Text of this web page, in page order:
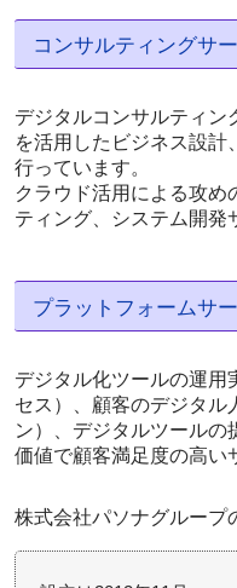
コンサルティングサ
デジタルコンサルティン
を活用したビジネス設計
行っています。
クラウド活用による攻め
ティング、システム開発
プラットフォームサ
デジタル化ツールの運用
セス）、顧客のデジタル
ン）、デジタルツールの
価値で顧客満足度の高い
株式会社パソナグループ